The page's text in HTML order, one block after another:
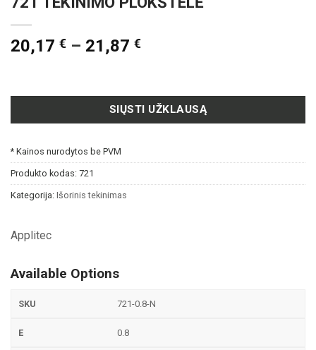
20,17 € – 21,87 €
SIŲSTI UŽKLAUSĄ
* Kainos nurodytos be PVM
Produkto kodas: 721
Kategorija: Išorinis tekinimas
Applitec
Available Options
721-0.8-N
0.8